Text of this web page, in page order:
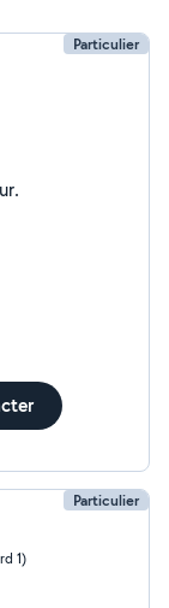
Particulier
Particulier
1)